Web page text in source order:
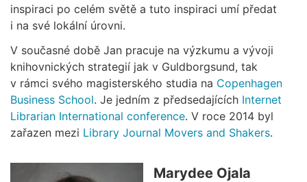
inspiraci po celém světě a tuto inspiraci umí předat
i na své lokální úrovni.
V současné době Jan pracuje na výzkumu a vývoji
knihovnických strategií jak v Guldborgsund, tak
v rámci svého magisterského studia na Copenhagen
Business School. Je jedním z předsedajících Internet
Librarian International conference. V roce 2014 byl
zařazen mezi Library Journal Movers and Shakers.
Marydee Ojala